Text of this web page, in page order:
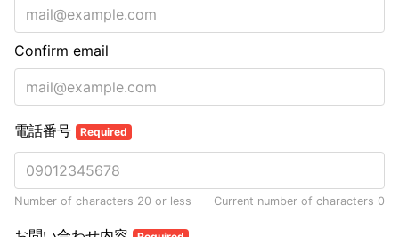
Confirm email
電話番号 Required
Number of characters 20 or less Current number of characters 0